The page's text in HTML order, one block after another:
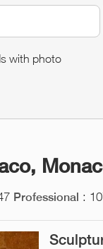
with photo
Professional :